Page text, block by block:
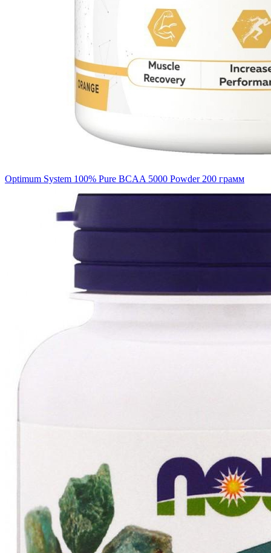
Optimum System 100% Pure BCAA 5000 Powder 200 грамм